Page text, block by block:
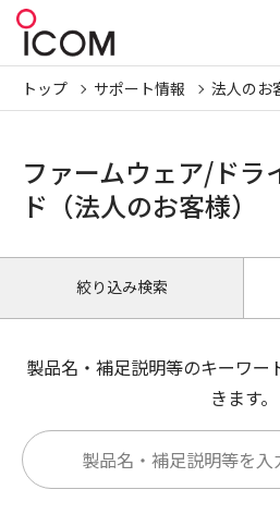
トップ サポート情報 法人のお
ファームウェア/ドラ
ド（法人のお客様）
絞り込み検索
製品名・補足説明等のキーワー
きます。